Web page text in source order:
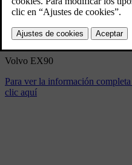
Marcador
Compartir
Descargar
Volvo EX90
Para ver la información
clic aquí